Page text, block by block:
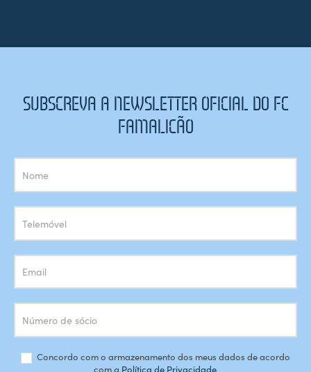
SUBSCREVA A NEWSLETTER OFICIAL DO FC
FAMALICÃO
Subscrição
Newsletter
Concordo com o armazenamento dos meus dados de acordo
com a Política de Privacidade